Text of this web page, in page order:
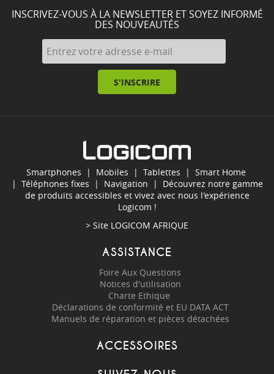
INSCRIVEZ-VOUS À LA NEWSLETTER ET SOYEZ INFORMÉ
DES NOUVEAUTÉS
S'INSCRIRE
Smartphones | Mobiles | Tablettes | Smart Home
| Téléphones fixes | Navigation | Découvrez notre gamme
de produits accessibles et vivez avec nous l'expérience
Logicom !
> Site LOGICOM AFRIQUE
ASSISTANCE
Foire Aux Questions
Notices d'utilisation
Charte Ethique
Déclarations de conformité et EU DATA ACT
Manuels de réparation et pièces détachées
ACCESSOIRES